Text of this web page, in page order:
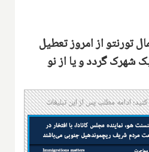
تورنتو از امروز تعطیل
شهرک گردد و یا از نو
ادامه مطلب پس از این تبلیغات